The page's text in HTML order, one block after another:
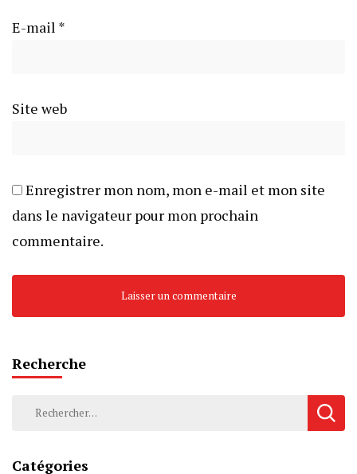
E-mail *
Site web
Enregistrer mon nom, mon e-mail et mon site
dans le navigateur pour mon prochain
commentaire.
Recherche
Catégories